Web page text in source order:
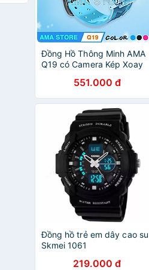
Đồng Hồ Thông Minh AMA
Q19 có Camera Kép Xoay
Chuẩn IP 67 Hàng nhập
khẩu
551.000 đ
Đồng hồ trẻ em dây cao su
Skmei 1061
219.000 đ